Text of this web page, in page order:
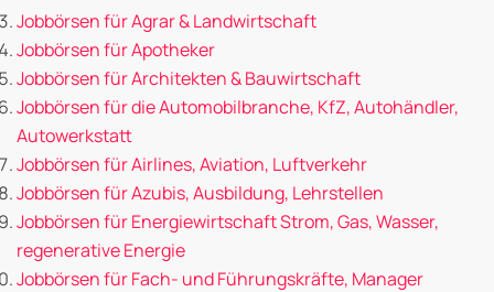
Jobbörsen für Agrar & Landwirtschaft
Jobbörsen für Apotheker
Jobbörsen für Architekten & Bauwirtschaft
Jobbörsen für die Automobilbranche, KfZ, Autohändler,
Autowerkstatt
Jobbörsen für Airlines, Aviation, Luftverkehr
Jobbörsen für Azubis, Ausbildung, Lehrstellen
Jobbörsen für Energiewirtschaft Strom, Gas, Wasser,
regenerative Energie
Jobbörsen für Fach- und Führungskräfte, Manager